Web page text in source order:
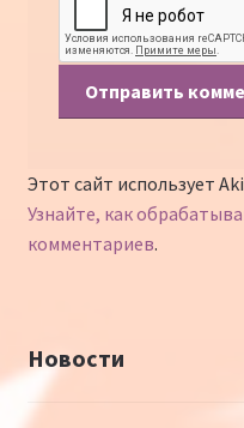
Этот сайт использует
Узнайте, как
комментариев.
Новости